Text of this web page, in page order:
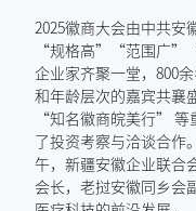
2025徽商大会由中共安
“规格高”“范围广”“
企业家齐聚一堂，800
和年龄层次的嘉宾共襄
“知名徽商皖美行”
了投资考察与洽谈合作
午，新疆安徽企业联合
会长，老挝安徽同乡会